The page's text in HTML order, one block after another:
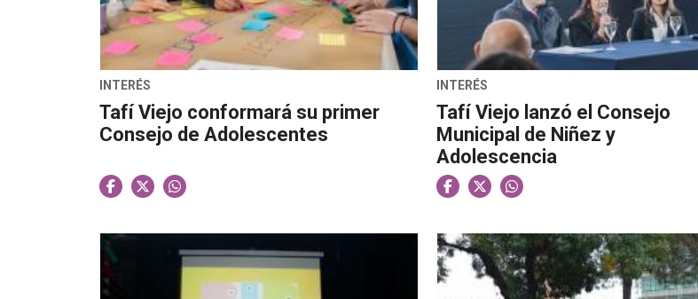
INTERÉS
Tafí Viejo conformará su primer
Consejo de Adolescentes
INTERÉS
Tafí Viejo lanzó el Consejo
Municipal de Niñez y
Adolescencia